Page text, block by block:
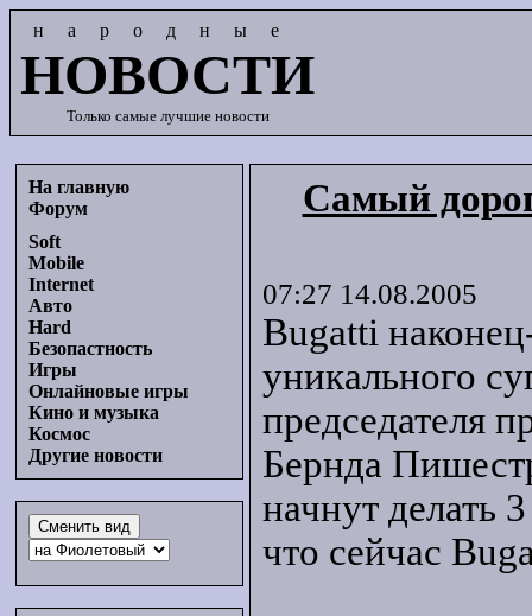
народные
НОВОСТИ
Только самые лучшие новости
На главную
Форум
Soft
Mobile
Internet
Авто
Hard
Безопастность
Игры
Онлайновые игры
Кино и музыка
Космос
Другие новости
Самый
07:27 14.08.2005
Bugatti
уникального
председателя
Бернда
начнут делать
что сейчас